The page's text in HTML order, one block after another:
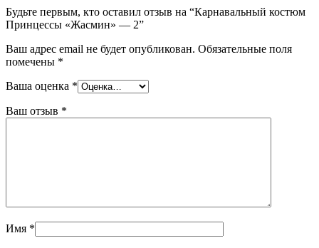
Будьте первым, кто оставил отзыв на “Карнавальный костюм
Принцессы «Жасмин» — 2”
Ваш адрес email не будет опубликован. Обязательные поля
помечены *
Ваша оценка *
Ваш отзыв *
Имя *